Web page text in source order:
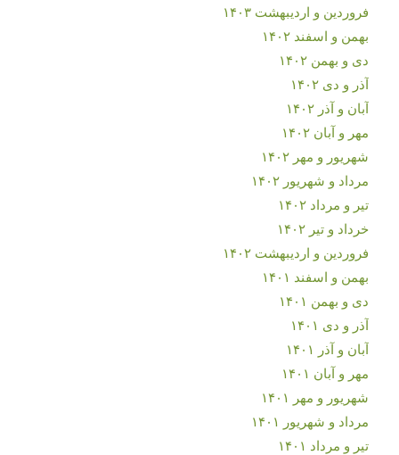
فروردین و اردیبهشت ۱۴۰۳
بهمن و اسفند ۱۴۰۲
دی و بهمن ۱۴۰۲
آذر و دی ۱۴۰۲
آبان و آذر ۱۴۰۲
مهر و آبان ۱۴۰۲
شهریور و مهر ۱۴۰۲
مرداد و شهریور ۱۴۰۲
تیر و مرداد ۱۴۰۲
خرداد و تیر ۱۴۰۲
فروردین و اردیبهشت ۱۴۰۲
بهمن و اسفند ۱۴۰۱
دی و بهمن ۱۴۰۱
آذر و دی ۱۴۰۱
آبان و آذر ۱۴۰۱
مهر و آبان ۱۴۰۱
شهریور و مهر ۱۴۰۱
مرداد و شهریور ۱۴۰۱
تیر و مرداد ۱۴۰۱